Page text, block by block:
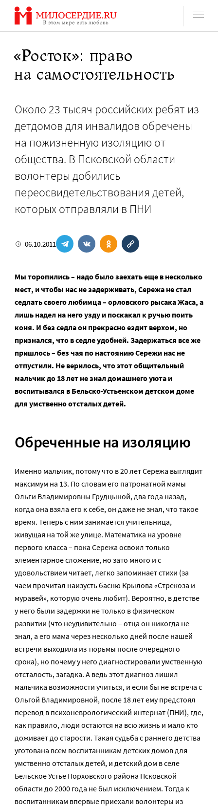
Перейти
содержанию
«Росток»: право
на самостоятельность
Около 23 тысяч российских ребят из
детдомов для инвалидов обречены
на пожизненную изоляцию от
общества. В Псковской области
волонтеры добились
переосвидетельствования детей,
которых отправляли в ПНИ
06.10.2011
Мы торопились – надо было заехать еще в несколько
мест, и чтобы нас не задерживать, Сережа не стал
седлать своего любимца – орловского рысака Жаса, а
лишь надел на него узду и поскакал к ручью поить
коня. И без седла он прекрасно ездит верхом, но
признался, что в седле удобней. Задержаться все же
пришлось – без чая по настоянию Сережи нас не
отпустили. Не верилось, что этот общительный
мальчик до 18 лет не знал домашнего уюта и
воспитывался в Бельско-Устьенском детском доме
для умственно отсталых детей.
Обреченные на изоляцию
Именно мальчик, потому что в 20 лет Сережа выглядит
максимум на 13. По словам его патронатной мамы
Ольги Владимировны Грудцыной, два года назад,
когда она взяла его к себе, он даже не знал, что такое
время. Теперь с ним занимается учительница,
живущая на той же улице. Математика на уровне
первого класса – пока Сережа освоил только
элементарное сложение, но зато много и с
удовольствием читает, легко запоминает стихи (за
чаем прочитал наизусть басню Крылова «Стрекоза и
муравей», которую очень любит). Вероятно, в детстве
у него были задержки не только в физическом
развитии (что неудивительно – отца он никогда не
знал, а его мама через несколько дней после нашей
встречи выходила из тюрьмы после очередного
срока), но почему у него диагностировали умственную
отсталость, загадка. А ведь этот диагноз лишил
мальчика возможности учиться, и если бы не встреча с
Ольгой Владимировной, после 18 лет ему предстоял
перевод в психоневрологический интернат (ПНИ), где,
как правило, люди остаются на всю жизнь и мало кто
доживает до старости. Такая судьба с раннего детства
уготована всем воспитанникам детских домов для
умственно отсталых детей, и детский дом в селе
Бельское Устье Порховского района Псковской
области до 2000 года не был исключением. Тогда к
воспитанникам впервые приехали волонтеры из